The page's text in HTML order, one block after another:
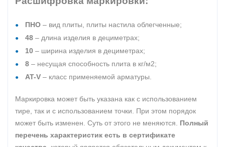
ПНО – вид плиты, плиты настила облегченные;
48 – длина изделия в дециметрах;
10 – ширина изделия в дециметрах;
8 – несущая способность плита в кг/м2;
AT-V – класс применяемой арматуры.
Маркировка может быть указана как с использованием
тире, так и с использованием точки. При этом порядок
может быть изменен. Суть от этого не меняются. Полный
перечень характеристик есть в сертификате